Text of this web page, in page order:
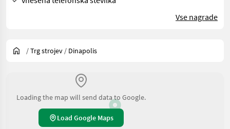
Vse nagrade
/Trg strojev / Dinapolis
Loading the map will send data to Google.
Load Google Maps